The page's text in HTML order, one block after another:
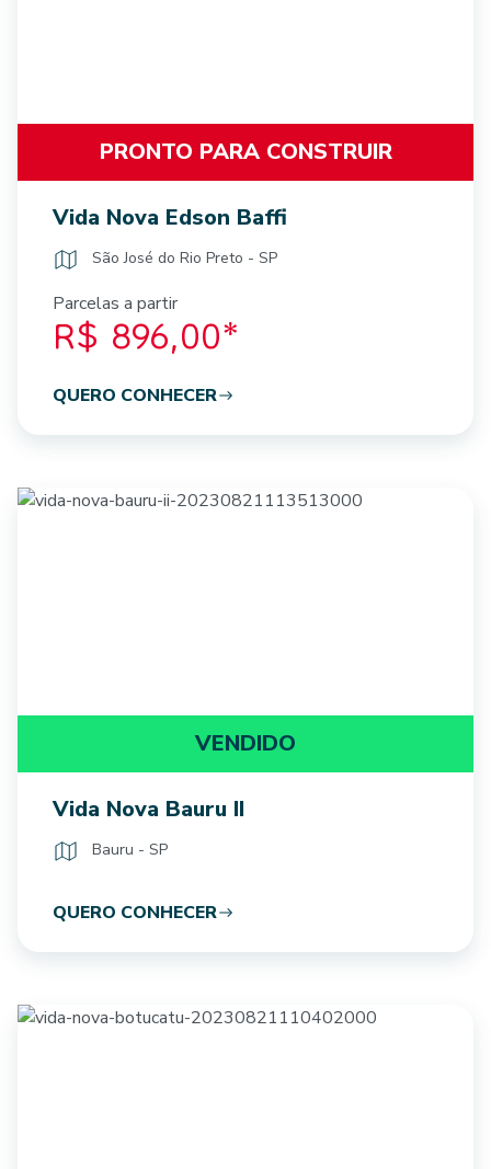
PRONTO PARA CONSTRUIR
Vida Nova Edson Baffi
São José do Rio Preto - SP
Parcelas a partir
R$ 896,00*
QUERO CONHECER
VENDIDO
Vida Nova Bauru II
Bauru - SP
QUERO CONHECER